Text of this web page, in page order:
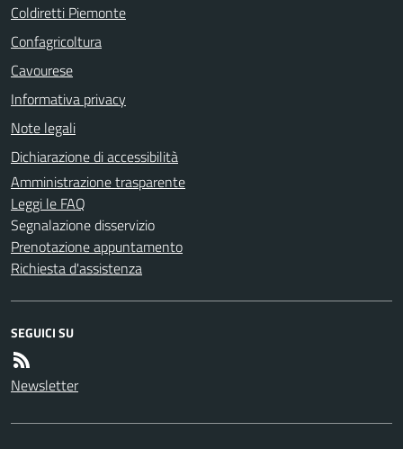
Coldiretti Piemonte
Confagricoltura
Cavourese
Informativa privacy
Note legali
Dichiarazione di accessibilità
Amministrazione trasparente
Leggi le FAQ
Segnalazione disservizio
Prenotazione appuntamento
Richiesta d'assistenza
SEGUICI SU
Newsletter